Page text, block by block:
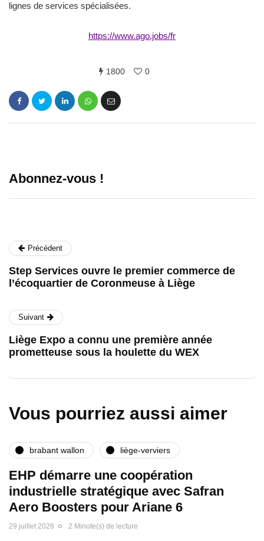
lignes de services spécialisées.
https://www.ago.jobs/fr
1800 0
Abonnez-vous !
Précédent
Step Services ouvre le premier commerce de
l’écoquartier de Coronmeuse à Liège
Suivant
Liège Expo a connu une première année
prometteuse sous la houlette du WEX
Vous pourriez aussi aimer
brabant wallon liège-verviers
EHP démarre une coopération
industrielle stratégique avec Safran
Aero Boosters pour Ariane 6
29 juillet 2026 2 Minute(s) de lecture